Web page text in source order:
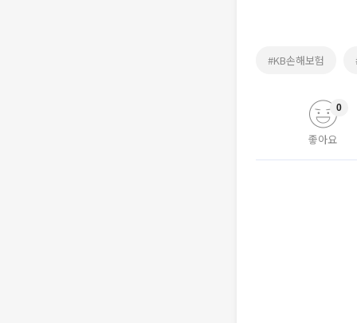
#KB손해보험
좋아요
0